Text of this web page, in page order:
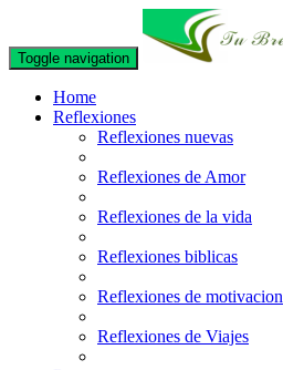
Toggle navigation
Home
Reflexiones
Reflexiones nuevas
Reflexiones de Amor
Reflexiones de la vida
Reflexiones biblicas
Reflexiones de motivacion
Reflexiones de Viajes